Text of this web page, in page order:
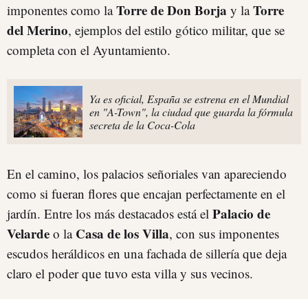
imponentes como laTorre de Don Borja y laTorre
del Merino, ejemplos del estilo gótico militar, que se
completa con el Ayuntamiento.
Ya es oficial, España se estrena en el Mundial
en "A-Town", la ciudad que guarda la fórmula
secreta de la Coca-Cola
En el camino, los palacios señoriales van apareciendo
como si fueran flores que encajan perfectamente en el
jardín. Entre los más destacados está el Palacio de
Velarde o la Casa de los Villa, con sus imponentes
escudos heráldicos en una fachada de sillería que deja
claro el poder que tuvo esta villa y sus vecinos.